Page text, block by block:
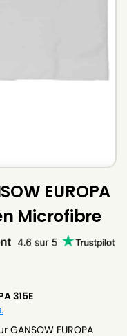
EUROPA
Microfibre
315E
EUROPA